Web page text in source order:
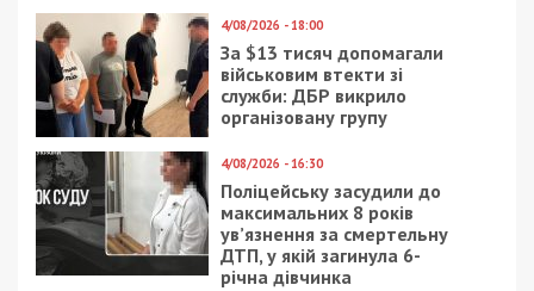
4/08/2026 - 18:00
За $13 тисяч допомагали
військовим втекти зі
служби: ДБР викрило
організовану групу
4/08/2026 - 16:30
Поліцейську засудили до
максимальних 8 років
ув’язнення за смертельну
ДТП, у якій загинула 6-
річна дівчинка